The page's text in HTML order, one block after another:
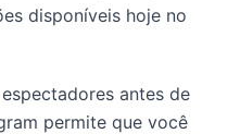
disponíveis hoje no
antes de
permite que você